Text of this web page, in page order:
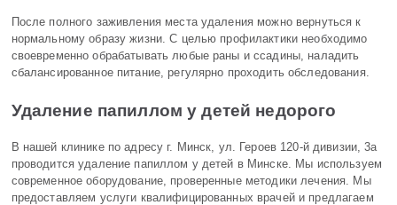
После полного заживления места удаления можно вернуться к
нормальному образу жизни. С целью профилактики необходимо
своевременно обрабатывать любые раны и ссадины, наладить
сбалансированное питание, регулярно проходить обследования.
Удаление папиллом у детей недорого
В нашей клинике по адресу г. Минск, ул. Героев 120-й дивизии, 3а
проводится удаление папиллом у детей в Минске. Мы используем
современное оборудование, проверенные методики лечения. Мы
предоставляем услуги квалифицированных врачей и предлагаем